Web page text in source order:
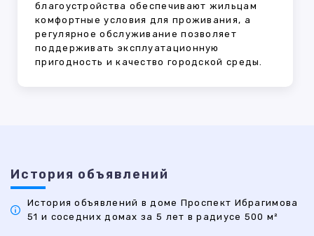
благоустройства обеспечивают жильцам
комфортные условия для проживания, а
регулярное обслуживание позволяет
поддерживать эксплуатационную
пригодность и качество городской среды.
История объявлений
История объявлений в доме Проспект Ибрагимова
51 и соседних домах за 5 лет в радиусе 500 м²